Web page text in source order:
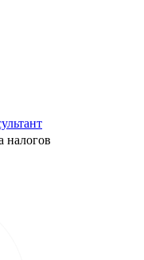
налогов